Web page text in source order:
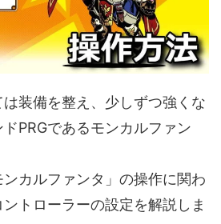
装備を整え、少しずつ強くな
PRGであるモンカルファン
カルファンタ」の操作に関わ
トローラーの設定を解説しま